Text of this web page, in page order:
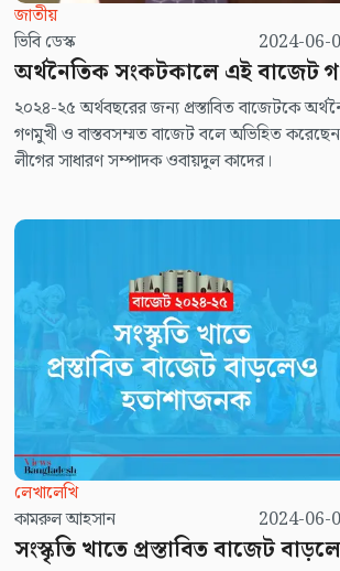
জাতীয়
ভিবি ডেস্ক
2024-06-
অর্থনৈতিক সংকটকালে এই বাজেট
২০২৪-২৫ অর্থবছরের জন্য প্রস্তাবিত বাজেটকে
গণমুখী ও বাস্তবসম্মত বাজেট বলে অভিহিত
লীগের সাধারণ সম্পাদক ওবায়দুল কাদের।
লেখালেখি
কামরুল আহসান
2024-06-
সংস্কৃতি খাতে প্রস্তাবিত বাজেট